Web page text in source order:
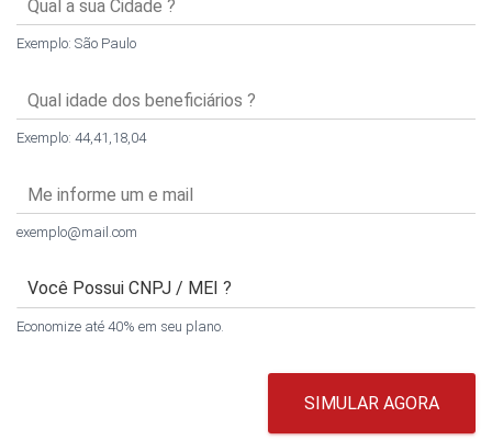
Exemplo: São Paulo
Exemplo: 44,41,18,04
exemplo@mail.com
Economize até 40% em seu plano.
SIMULAR AGORA